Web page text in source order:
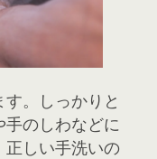
。しっかりと
のしわなどに
正しい手洗いの